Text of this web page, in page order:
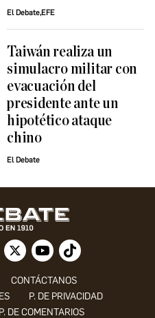
El Debate,EFE
Taiwán realiza un
simulacro militar con
evacuación del
presidente ante un
hipotético ataque
chino
El Debate
CONTÁCTANOS
P. DE PRIVACIDAD
P. DE COMENTARIOS